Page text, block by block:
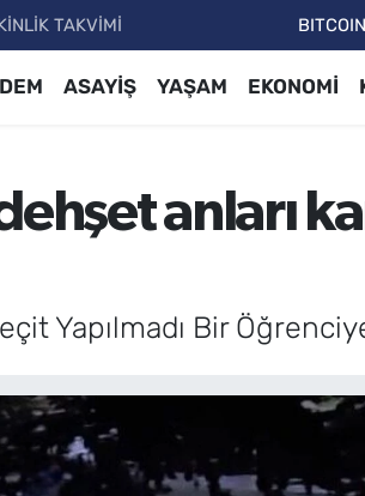
TAKVİMİ
ASAYİŞ YAŞAM EKONOMİ
anları
Yapılmadı Bir